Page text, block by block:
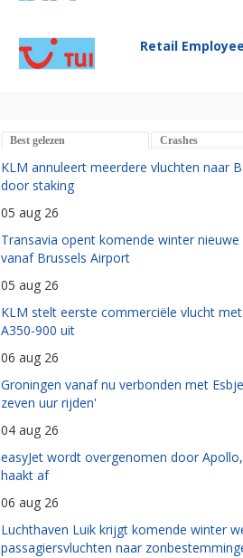
Retail Employee
Best gelezen Crashes
KLM annuleert meerdere vluchten naar
door staking
05 aug 26
Transavia opent komende winter
vanaf Brussels Airport
05 aug 26
KLM stelt eerste commerciële vlucht
A350-900 uit
06 aug 26
Groningen vanaf nu verbonden met
zeven uur rijden'
04 aug 26
easyJet wordt overgenomen door
haakt af
06 aug 26
Luchthaven Luik krijgt komende winter
passagiersvluchten naar